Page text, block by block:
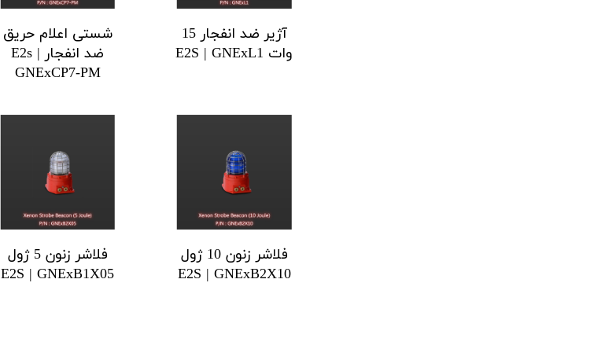
آژیر ضد انفجار 15
وات E2S | GNExL1
شستی اعلام حریق
ضد انفجار E2s |
GNExCP7-PM
فلاشر زنون 10 ژول
E2S | GNExB2X10
فلاشر زنون 5 ژول
E2S | GNExB1X05